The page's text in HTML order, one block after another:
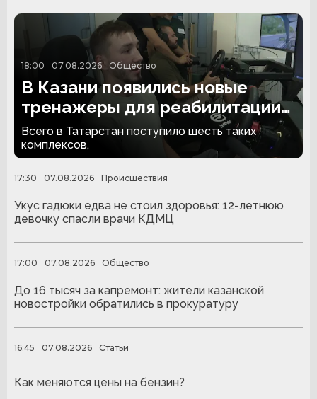
18:00 07.08.2026 Общество
В Казани появились новые
тренажеры для реабилитации
людей с ампутациями
Всего в Татарстан поступило шесть таких
комплексов,
17:30 07.08.2026 Происшествия
Укус гадюки едва не стоил здоровья: 12-летнюю
девочку спасли врачи КДМЦ
17:00 07.08.2026 Общество
До 16 тысяч за капремонт: жители казанской
новостройки обратились в прокуратуру
16:45 07.08.2026 Статьи
Как меняются цены на бензин?